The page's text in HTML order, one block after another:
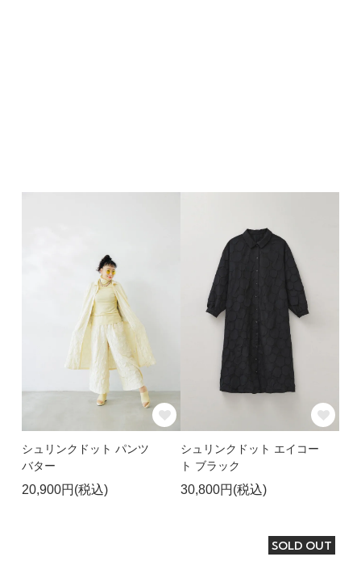
シュリンクドット パンツ
バター
20,900円(税込)
シュリンクドット エイコー
ト ブラック
30,800円(税込)
SOLD OUT